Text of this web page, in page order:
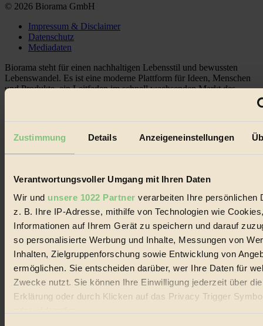
Zustimmung Details Anzeigeneinstellungen
Verantwortungsvoller Umgang mit Ihren Daten
Wir und unsere 1022 Partner verarbeiten Ihre persönlichen
z. B. Ihre IP-Adresse, mithilfe von Technologien wie
Informationen auf Ihrem Gerät zu speichern und darauf
so personalisierte Werbung und Inhalte, Messungen von
Inhalten, Zielgruppenforschung sowie Entwicklung von
ermöglichen. Sie entscheiden darüber, wer Ihre Daten für
Zwecke nutzt. Sie können Ihre Einwilligung jederzeit über
Erklärung oder durch Klicken auf das Privacy Trigger
© 2026 Biorama GmbH
Impressum & Disclaimer
Datenschutz
Mediadaten
Biorama steht für einen nachhaltigen Lebensstil und bewussten
Lebenswandel. Es ist eine moderne Plattform für Ideen, Menschen
und Produkte, ein Leitfaden im schnell wachsenden Markt des
22.601 Fans auf Facebook
Nachhaltigkeit
Vegan